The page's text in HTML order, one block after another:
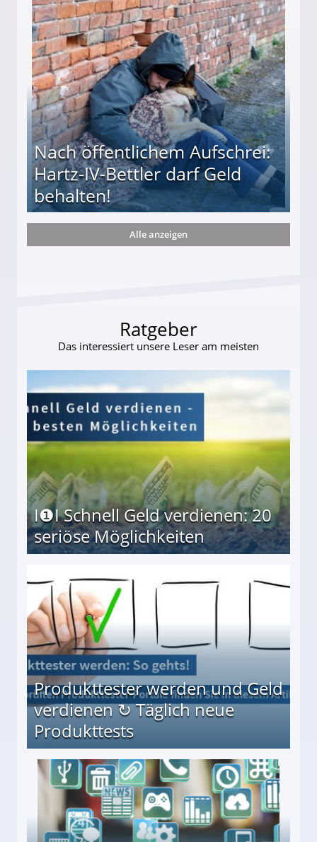
entführten seine Hündin "Hanni"!
Nach öffentlichem Aufschrei:
Hartz-IV-Bettler darf Geld
behalten!
darf Geld behalten!
Alle anzeigen
Ratgeber
Das interessiert unsere Leser am meisten
I❶I Schnell Geld verdienen: 20
seriöse Möglichkeiten
Produkttester werden und Geld
verdienen ↻ Täglich neue
Produkttests
↻ Täglich neue Produkttests